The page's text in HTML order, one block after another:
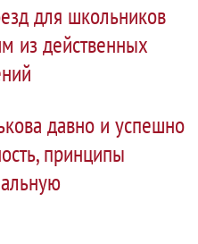
для школьников
из действенных
давно и успешно
принципы